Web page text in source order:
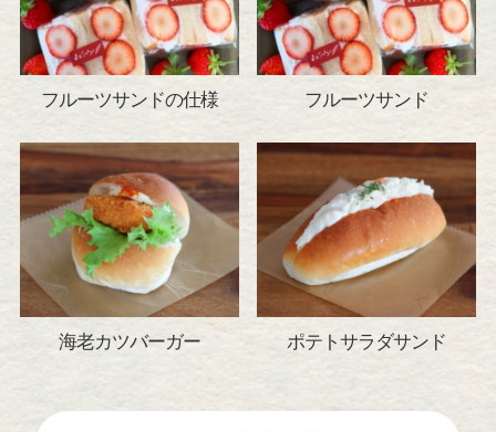
フルーツサンドの仕様 フルーツサンド
海老カツバーガー ポテトサラダサンド